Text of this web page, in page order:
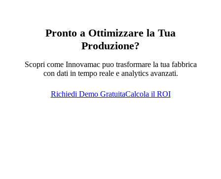
Pronto a Ottimizzare la Tua
Produzione?
Scopri come Innovamac puo trasformare la tua fabbrica
con dati in tempo reale e analytics avanzati.
Richiedi Demo GratuitaCalcola il ROI